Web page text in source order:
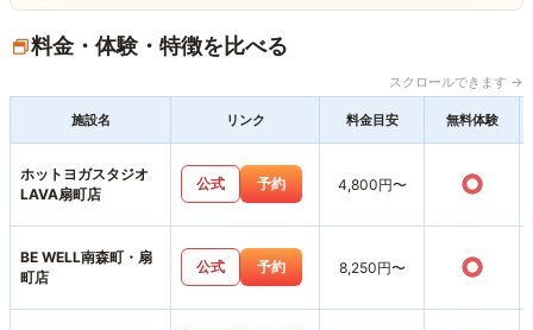
料金・体験・特徴を比べる
スクロールできます →
施設名 リンク 料金目安 無料体験
ホットヨガスタジオ
LAVA扇町店
公式 予約 4,800円〜 ○
BE WELL南森町・扇
町店
公式 予約 8,250円〜 ○